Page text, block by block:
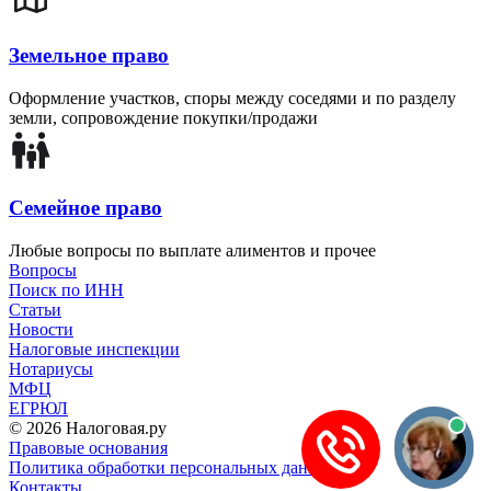
Земельное право
Оформление участков, споры между соседями и по разделу
земли, сопровождение покупки/продажи
Семейное право
Любые вопросы по выплате алиментов и прочее
Вопросы
Поиск по ИНН
Статьи
Новости
Налоговые инспекции
Нотариусы
МФЦ
ЕГРЮЛ
© 2026 Налоговая.ру
Правовые основания
Политика обработки персональных данных